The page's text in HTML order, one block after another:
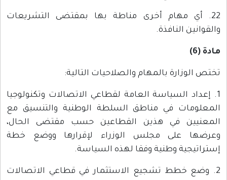
22. أي مهام أخرى مناطة بها بمقتضى التشريعات
والقوانين النافذة.
مادة (6)
تختص الوزارة بالمهام والصلاحيات التالية:
1. إعداد السياسة العامة لقطاعي الاتصالات وتكنولوجيا
المعلومات في مناطق السلطة الوطنية والتنسيق مع
المعنيين في هذين القطاعين حسب مقتضى الحال،
وعرضها على مجلس الوزراء لإقرارها ووضع خطة
إستراتيجية وطنية وفقا لهذه السياسة.
2. وضع خطط تشجيع الاستثمار في قطاعي الاتصالات